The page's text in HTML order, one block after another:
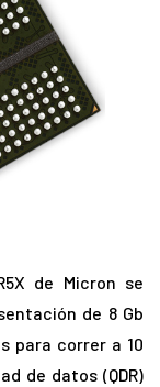
de Micron se
de 8 Gb
para correr a 10
de datos (QDR)